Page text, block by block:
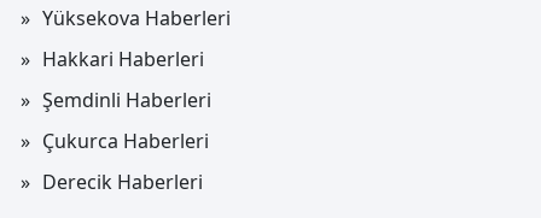
Yüksekova Haberleri
Hakkari Haberleri
Şemdinli Haberleri
Çukurca Haberleri
Derecik Haberleri